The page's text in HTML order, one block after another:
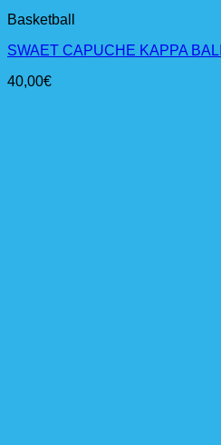
Basketball
SWAET CAPUCHE KAPPA
40,00€